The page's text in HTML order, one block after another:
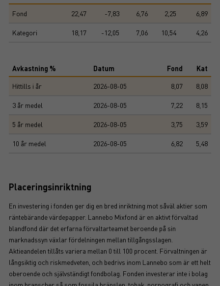
Fond
22,47 -7,83 6,76 2,25 6,89
Kategori 18,17 -12,05 7,06 10,54 4,26
Avkastning % Datum Fond
Kat
Hittills i år
2026-08-05 8,07 8,08
3 år medel 2026-08-05 7,22 8,15
5 år medel 2026-08-05 3,75 3,59
10 år medel 2026-08-05 6,82 5,48
Placeringsinriktning
En investering i fonden ger dig en bred inriktning mot såväl aktier som
räntebärande värdepapper. Lannebo Mixfond är en aktivt förvaltad
blandfond där det erfarna förvaltarteamet beroende på sin
marknadssyn växlar fördelningen mellan tillgångsslagen.
Aktieandelen tillåts variera mellan 0 till 100 procent. Förvaltningen är
långsiktig och riskmedveten, och bedrivs inom Lannebo som är ett helt
oberoende och självständigt fondbolag. Fonden investerar inte i bolag